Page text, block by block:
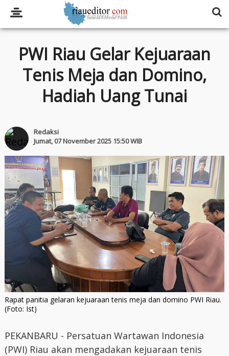
PWI Riau Gelar Kejuaraan
Tenis Meja dan Domino,
Hadiah Uang Tunai
Redaksi
Jumat, 07 November 2025 15:50 WIB
Rapat panitia gelaran kejuaraan tenis meja dan domino PWI Riau.
(Foto: Ist)
PEKANBARU - Persatuan Wartawan Indonesia
(PWI) Riau akan mengadakan kejuaraan tenis